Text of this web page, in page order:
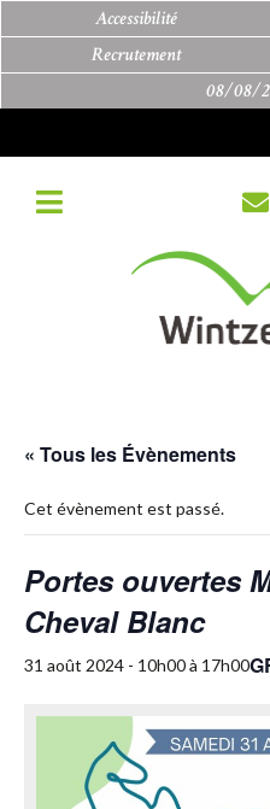
Accessibilité
Recrutement
08/08/
« Tous les Évènements
Cet évènement est passé.
Portes ouvertes
Cheval Blanc
31 août 2024 - 10h00à 17h00